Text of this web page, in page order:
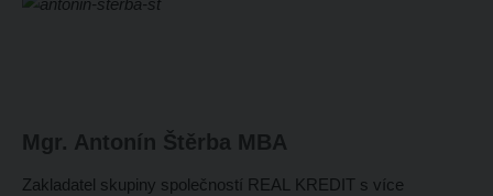
Mgr. Antonín Štěrba MBA
Zakladatel skupiny společností REAL KREDIT s více